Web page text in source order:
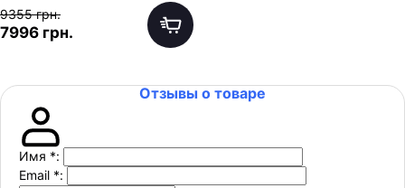
9355 грн.
7996 грн.
Отзывы о товаре
Имя *:
Email *: